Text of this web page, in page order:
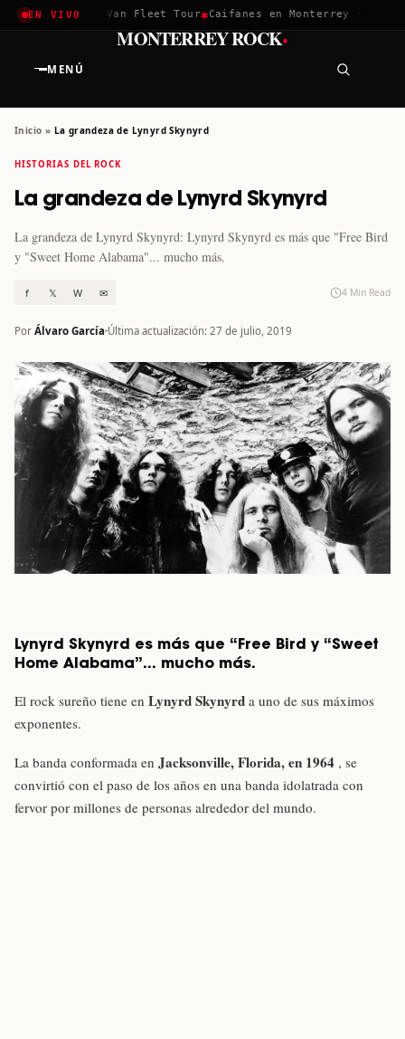
EN VIVO
✱Greta Van Fleet Tour✱Caifanes en Monterrey · 12 Dic
MENÚ
MONTERREY ROCK·
Inicio » La grandeza de Lynyrd Skynyrd
HISTORIAS DEL ROCK
La grandeza de Lynyrd Skynyrd
La grandeza de Lynyrd Skynyrd: Lynyrd Skynyrd es más que "Free Bird
y "Sweet Home Alabama"... mucho más.
f 𝕏 W ✉ 4 Min Read
Por Álvaro García Última actualización: 27 de julio, 2019
Lynyrd Skynyrd es más que “Free Bird y “Sweet
Home Alabama”… mucho más.
El rock sureño tiene en Lynyrd Skynyrd a uno de sus máximos
exponentes.
La banda conformada en Jacksonville, Florida, en 1964 , se
convirtió con el paso de los años en una banda idolatrada con
fervor por millones de personas alrededor del mundo.